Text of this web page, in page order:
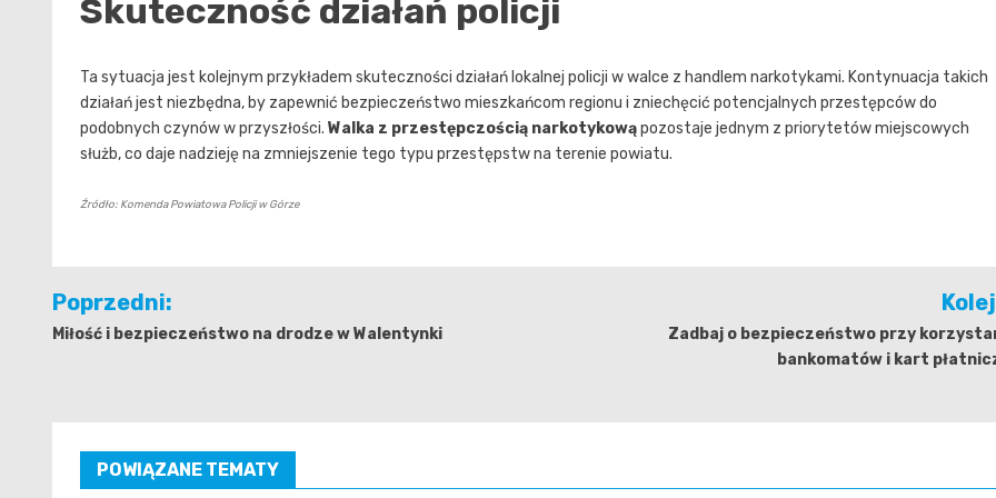
Skuteczność działań policji
Ta sytuacja jest kolejnym przykładem skuteczności działań lokalnej policji w walce z handlem narkotykami. Kontynuacja takich
działań jest niezbędna, by zapewnić bezpieczeństwo mieszkańcom regionu i zniechęcić potencjalnych przestępców do
podobnych czynów w przyszłości. Walka z przestępczością narkotykowąpozostaje jednym z priorytetów miejscowych
służb, co daje nadzieję na zmniejszenie tego typu przestępstw na terenie powiatu.
Źródło: Komenda Powiatowa Policji w Górze
Nawigacja
wpisu
Poprzedni:
Miłość i bezpieczeństwo na drodze w Walentynki
Zadbaj o bezpieczeństwo przy
bankomatów i kart
POWIĄZANE TEMATY